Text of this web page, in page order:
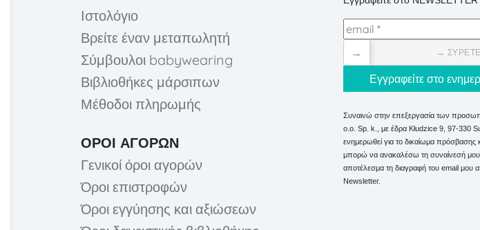
Ιστολόγιο
Βρείτε έναν μεταπωλητή
Σύμβουλοι babywearing
Βιβλιοθήκες μάρσιπων
Μέθοδοι πληρωμής
ΌΡΟΙ ΑΓΟΡΏΝ
Γενικοί όροι αγορών
Όροι επιστροφών
Όροι εγγύησης και αξιώσεων
→ ΣΎΡΕΤΕ
→
Συναινώ στην επεξεργασία των
o.o. Sp. k., με έδρα Kłudzice 9, 97-330
ενημερωθεί για το δικαίωμα
μπορώ να ανακαλέσω τη συναίνεσή
αποτέλεσμα τη διαγραφή του email μου
Newsletter.